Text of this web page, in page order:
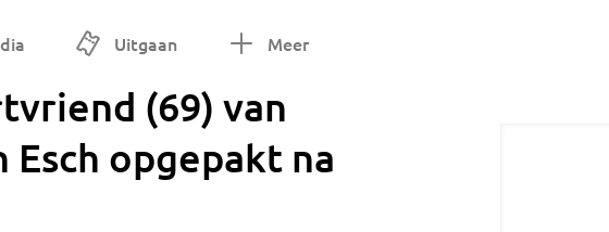
Uitgaan Meer
(69) van
opgepakt na